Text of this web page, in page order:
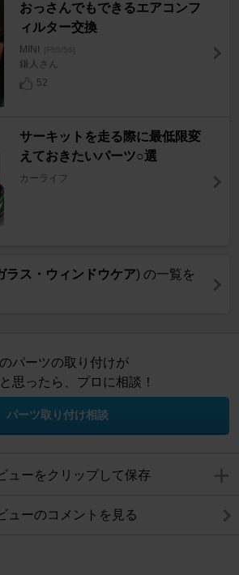
おっさんでもできるエアコンフ
ィルター交換
MINI [F55/56]
鎌人さん
52
サーキットを走る際に最低限変
えておきたいパーツ○選
カーライフ
ラス・ウィンドウケア) の一覧を
パーツの取り付けが
思ったら、プロに相談！
パーツ取り付け相談
ューをクリップして保存
ューのコメントを見る